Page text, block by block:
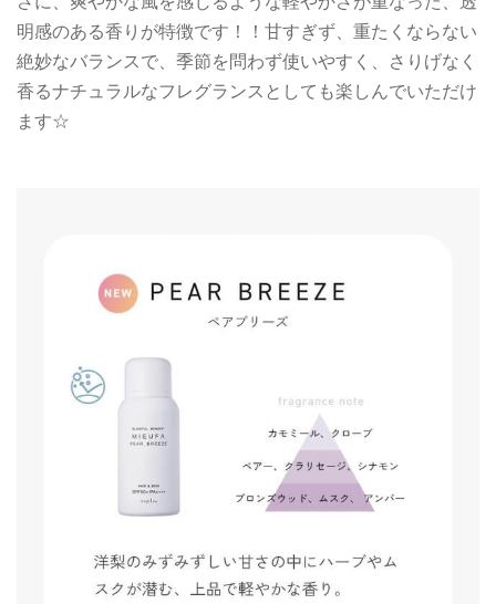
明感のある香りが特徴です！！甘すぎず、重たくならない
絶妙なバランスで、季節を問わず使いやすく、さりげなく
香るナチュラルなフレグランスとしても楽しんでいただけ
ます☆